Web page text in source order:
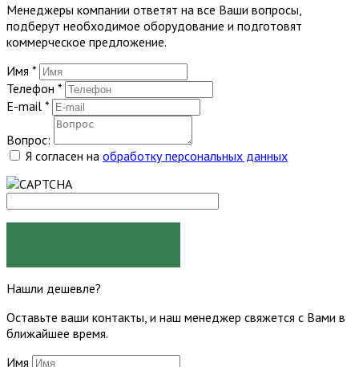
Менеджеры компании ответят на все Ваши вопросы,
подберут необходимое оборудование и подготовят
коммерческое предложение.
Имя *
Телефон *
E-mail *
Вопрос:
Я согласен на обработку персональных данных
Нашли дешевле?
Оставьте ваши контакты, и наш менеджер свяжется с Вами в
ближайшее время.
Имя